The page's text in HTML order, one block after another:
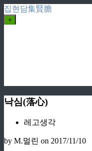
집현담集賢膽
+
낙심(落心)
레고생각
by M.멀린 on 2017/11/10